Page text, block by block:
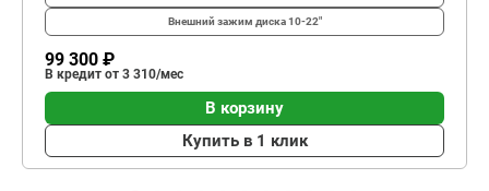
Внешний зажим диска10-22"
99 300 ₽
В кредит от 3 310/мес
В корзину
Купить в 1 клик